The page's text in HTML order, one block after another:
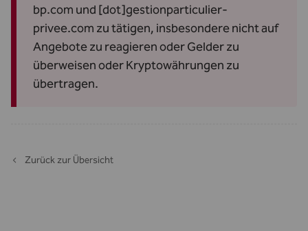
bp.com und [dot]gestionparticulier-
privee.com zu tätigen, insbesondere nicht auf
Angebote zu reagieren oder Gelder zu
überweisen oder Kryptowährungen zu
übertragen.
Zurück zur Übersicht